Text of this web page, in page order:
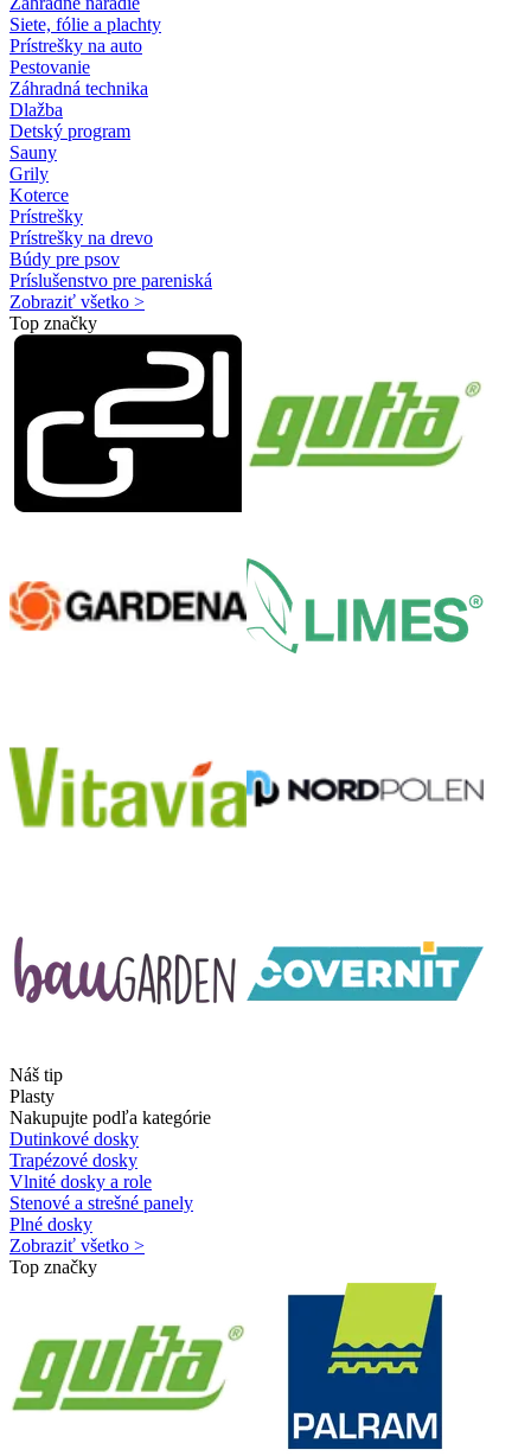
Siete, fólie a plachty
Prístrešky na auto
Pestovanie
Záhradná technika
Dlažba
Detský program
Sauny
Grily
Koterce
Prístrešky
Prístrešky na drevo
Búdy pre psov
Príslušenstvo pre pareniská
Zobraziť všetko >
Top značky
Náš tip
Plasty
Nakupujte podľa kategórie
Dutinkové dosky
Trapézové dosky
Vlnité dosky a role
Stenové a strešné panely
Plné dosky
Zobraziť všetko >
Top značky